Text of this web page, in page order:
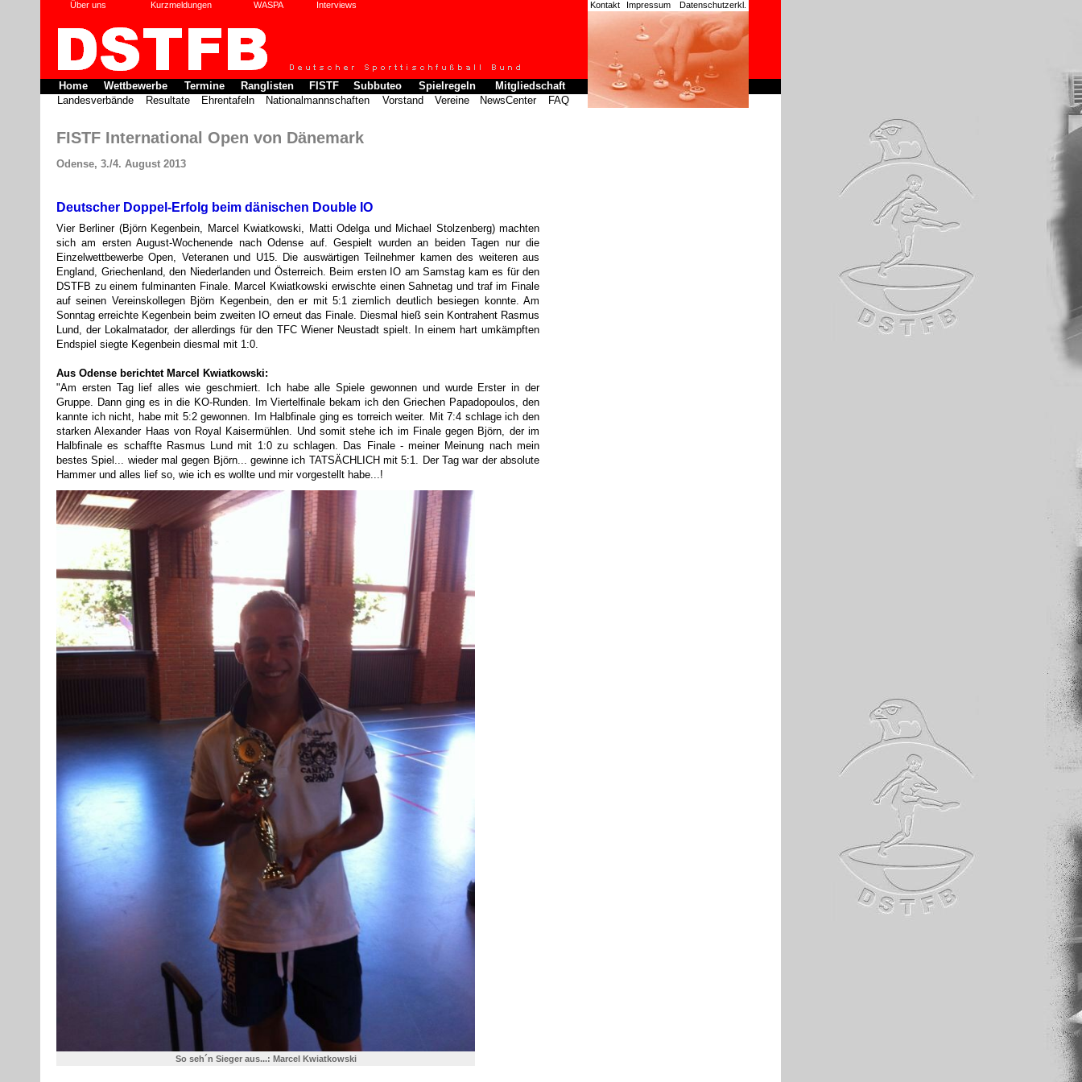
Über uns Kurzmeldungen WASPA Interviews Kontakt Impressum Datenschutzerkl.
Home Wettbewerbe Termine Ranglisten FISTF Subbuteo Spielregeln
Mitgliedschaft
Landesverbände
Resultate Ehrentafeln Nationalmannschaften Vorstand Vereine NewsCenter FAQ
FISTF International Open von Dänemark
Odense, 3./4. August 2013
Deutscher Doppel-Erfolg beim dänischen Double IO
Vier Berliner (Björn Kegenbein, Marcel Kwiatkowski, Matti Odelga und Michael Stolzenberg) machten
sich am ersten August-Wochenende nach Odense auf. Gespielt wurden an beiden Tagen nur die
Einzelwettbewerbe Open, Veteranen und U15. Die auswärtigen Teilnehmer kamen des weiteren aus
England, Griechenland, den Niederlanden und Österreich. Beim ersten IO am Samstag kam es für den
DSTFB zu einem fulminanten Finale. Marcel Kwiatkowski erwischte einen Sahnetag und traf im Finale
auf seinen Vereinskollegen Björn Kegenbein, den er mit 5:1 ziemlich deutlich besiegen konnte. Am
Sonntag erreichte Kegenbein beim zweiten IO erneut das Finale. Diesmal hieß sein Kontrahent Rasmus
Lund, der Lokalmatador, der allerdings für den TFC Wiener Neustadt spielt. In einem hart umkämpften
Endspiel siegte Kegenbein diesmal mit 1:0.
Aus Odense berichtet Marcel Kwiatkowski:
"Am ersten Tag lief alles wie geschmiert. Ich habe alle Spiele gewonnen und wurde Erster in der
Gruppe. Dann ging es in die KO-Runden. Im Viertelfinale bekam ich den Griechen Papadopoulos, den
kannte ich nicht, habe mit 5:2 gewonnen. Im Halbfinale ging es torreich weiter. Mit 7:4 schlage ich den
starken Alexander Haas von Royal Kaisermühlen. Und somit stehe ich im Finale gegen Björn, der im
Halbfinale es schaffte Rasmus Lund mit 1:0 zu schlagen. Das Finale - meiner Meinung nach mein
bestes Spiel... wieder mal gegen Björn... gewinne ich TATSÄCHLICH mit 5:1. Der Tag war der absolute
Hammer und alles lief so, wie ich es wollte und mir vorgestellt habe...!
So seh´n Sieger aus...: Marcel Kwiatkowski